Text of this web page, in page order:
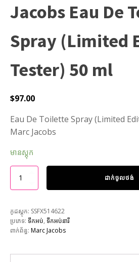
Jacobs Eau De
Spray (Limited
Tester) 50 ml
$97.00
Eau De Toilette Spray (Limited
Marc Jacobs
មានស្តុក
ដាក់ចូលថង់
កូដស្តុក: SSFX514622
ប្រភេទ: ទឹកអប់, ទឹកអប់នារី
ពាក់ព័ន្ធ: Marc Jacobs